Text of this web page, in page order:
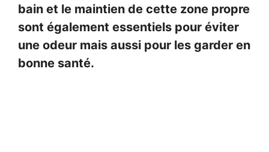
bain et le maintien de cette zone propre
sont également essentiels pour éviter
une odeur mais aussi pour les garder en
bonne santé.